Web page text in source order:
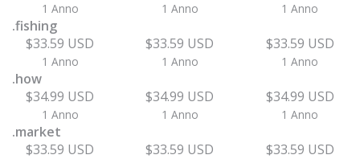
1 Anno 1 Anno 1 Anno
.fishing
$33.59 USD
1 Anno
$33.59 USD
1 Anno
$33.59 USD
1 Anno
.how
$34.99 USD
1 Anno
$34.99 USD
1 Anno
$34.99 USD
1 Anno
.market
$33.59 USD
$33.59 USD $33.59 USD